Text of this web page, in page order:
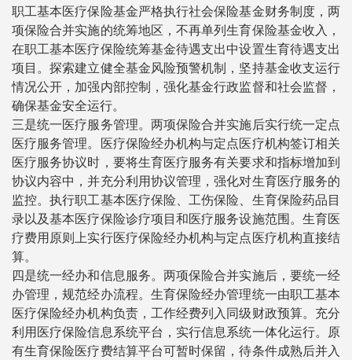
职工基本医疗保险基金严格执行社会保险基金财务制度，两
项保险合并实施的统筹地区，不再单列生育保险基金收入，
在职工基本医疗保险统筹基金待遇支出中设置生育待遇支出
项目。探索建立健全基金风险预警机制，坚持基金收支运行
情况公开，加强内部控制，强化基金行政监督和社会监督，
确保基金安全运行。
三是统一医疗服务管理。两项保险合并实施后实行统一定点
医疗服务管理。医疗保险经办机构与定点医疗机构签订相关
医疗服务协议时，要将生育医疗服务有关要求和指标增加到
协议内容中，并充分利用协议管理，强化对生育医疗服务的
监控。执行职工基本医疗保险、工伤保险、生育保险药品目
录以及基本医疗保险诊疗项目和医疗服务设施范围。生育医
疗费用原则上实行医疗保险经办机构与定点医疗机构直接结
算。
四是统一经办和信息服务。两项保险合并实施后，要统一经
办管理，规范经办流程。生育保险经办管理统一由职工基本
医疗保险经办机构负责，工作经费列入同级财政预算。充分
利用医疗保险信息系统平台，实行信息系统一体化运行。原
有生育保险医疗费结算平台可暂时保留，待条件成熟后并入